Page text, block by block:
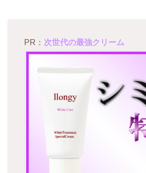
PR： 次世代の最強クリーム